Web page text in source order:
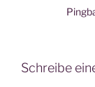
Schreibe